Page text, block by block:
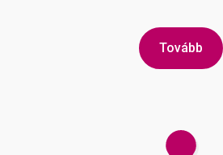
Tovább